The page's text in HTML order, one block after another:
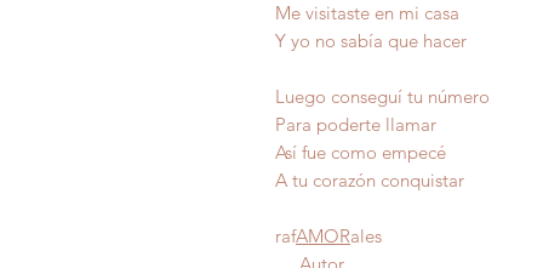
Me visitaste en mi casa
Y yo no sabía que hacer
Luego conseguí tu número
Para poderte llamar
Así fue como
A tu corazón
rafAMORales